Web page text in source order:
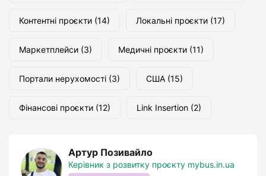
Контентні проєкти (14) Локальні проєкти (17)
Маркетплейси (3) Медичні проєкти (11)
Портали нерухомості (3) США (15)
Фінансові проєкти (12) Link Insertion (2)
Артур Позивайло
Керівник з розвитку проєкту mybus.in.ua